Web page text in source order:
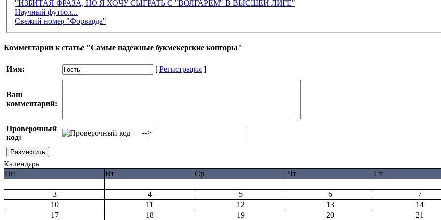
"ИЗБИТАЯ ФРАЗА, НО Я ХОЧУ СЫГРАТЬ С "ВОЛГАРЕМ" В ВЫСШЕЙ ЛИГЕ"
Научный футбол...
Свежий номер "Форварда"
Комментарии к статье "Самые надежные букмекерские конторы"
Имя: [ Регистрация ]
Ваш
комментарий:
Проверочный
код:
-->
Календарь
Пн
Вт Ср Чт Пт
3
4 5 6 7
10
11 12 13 14
17
18 19 20 21